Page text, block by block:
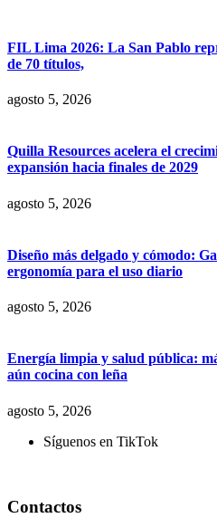
FIL Lima 2026: La San Pablo
de 70 títulos,
agosto 5, 2026
Quilla Resources acelera el
expansión hacia finales de 2029
agosto 5, 2026
Diseño más delgado y cómodo:
ergonomía para el uso diario
agosto 5, 2026
Energía limpia y salud pública:
aún cocina con leña
agosto 5, 2026
Síguenos en TikTok
Contactos